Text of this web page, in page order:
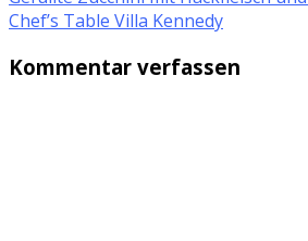
Chef’s Table Villa Kennedy
Kommentar verfassen